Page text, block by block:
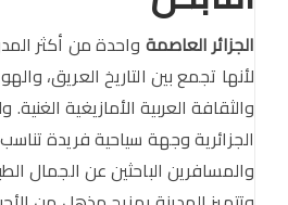
الجزائر العاصمة واحدة من أكثر
لأنها تجمع بين التاريخ العريق،
والثقافة العربية الأمازيغية
الجزائرية وجهة سياحية فريدة تناسب
والمسافرين الباحثين عن الجمال